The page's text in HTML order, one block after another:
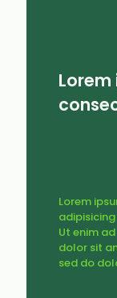
Lorem
Ut enim
dolor sit
sed do